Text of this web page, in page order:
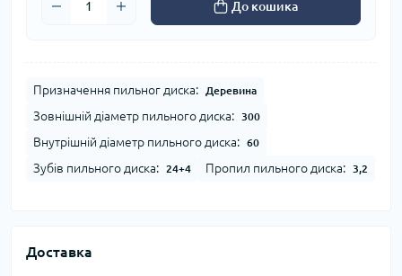
До кошика
Призначення пильног диска: Деревина
Зовнішній діаметр пильного диска: 300
Внутрішній діаметр пильного диска: 60
Зубів пильного диска: 24+4 Пропил пильного диска: 3,2
Доставка